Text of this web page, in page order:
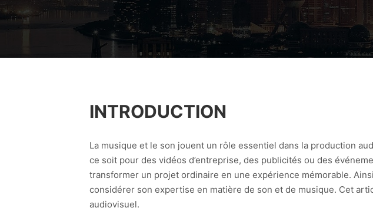
INTRODUCTION
La musique et le son jouent un rôle essentiel dans la production
ce soit pour des vidéos d’entreprise, des publicités ou des
transformer un projet ordinaire en une expérience mémorable.
considérer son expertise en matière de son et de musique. Cet
audiovisuel.